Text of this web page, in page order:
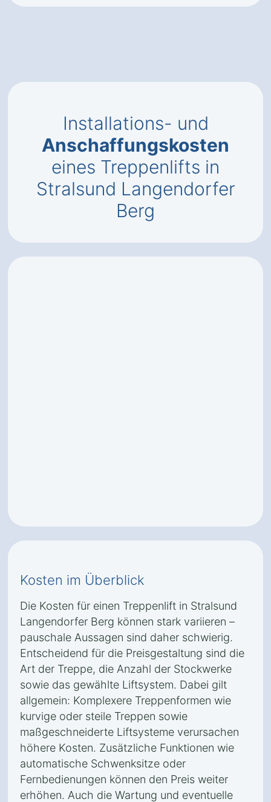
Installations- und
Anschaffungskosten
eines Treppenlifts in
Stralsund Langendorfer
Berg
Kosten im Überblick
Die Kosten für einen Treppenlift in Stralsund
Langendorfer Berg können stark variieren –
pauschale Aussagen sind daher schwierig.
Entscheidend für die Preisgestaltung sind die
Art der Treppe, die Anzahl der Stockwerke
sowie das gewählte Liftsystem. Dabei gilt
allgemein: Komplexere Treppenformen wie
kurvige oder steile Treppen sowie
maßgeschneiderte Liftsysteme verursachen
höhere Kosten. Zusätzliche Funktionen wie
automatische Schwenksitze oder
Fernbedienungen können den Preis weiter
erhöhen. Auch die Wartung und eventuelle